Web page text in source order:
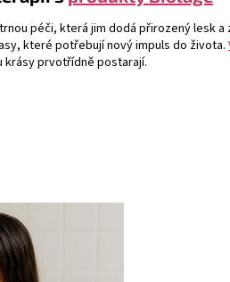
péči, která jim dodá přirozený lesk
které potřebují nový impuls do života.
krásy prvotřídně postarají.